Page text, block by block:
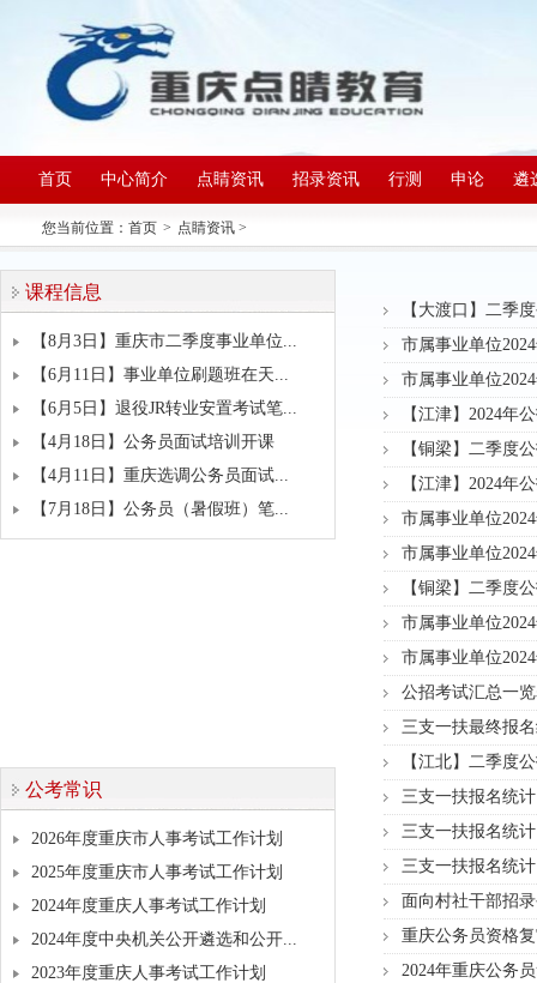
首页 中心简介 点睛资讯 招录资讯 行测 申论 遴
您当前位置： 首页 > 点睛资讯 >
课程信息
【8月3日】重庆市二季度事业单位...
【6月11日】事业单位刷题班在天...
【6月5日】退役JR转业安置考试笔...
【4月18日】公务员面试培训开课
【4月11日】重庆选调公务员面试...
【7月18日】公务员（暑假班）笔...
公考常识
2026年度重庆市人事考试工作计划
2025年度重庆市人事考试工作计划
2024年度重庆人事考试工作计划
2024年度中央机关公开遴选和公开...
2023年度重庆人事考试工作计划
【大渡口】二季
市属事业单位
市属事业单位
【江津】2024年
【铜梁】二季度
【江津】2024年
市属事业单位
市属事业单位
【铜梁】二季度
市属事业单位
市属事业单位
公招考试汇总一
三支一扶最终报
【江北】二季度
三支一扶报名统
三支一扶报名统
三支一扶报名统
面向村社干部招
重庆公务员资格
2024年重庆公务